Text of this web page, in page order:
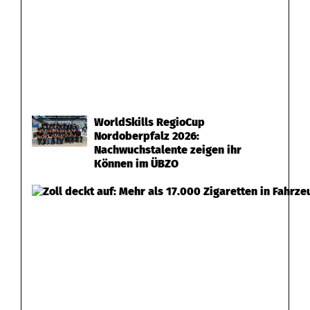
WorldSkills RegioCup
Nordoberpfalz 2026:
Nachwuchstalente zeigen ihr
Können im ÜBZO